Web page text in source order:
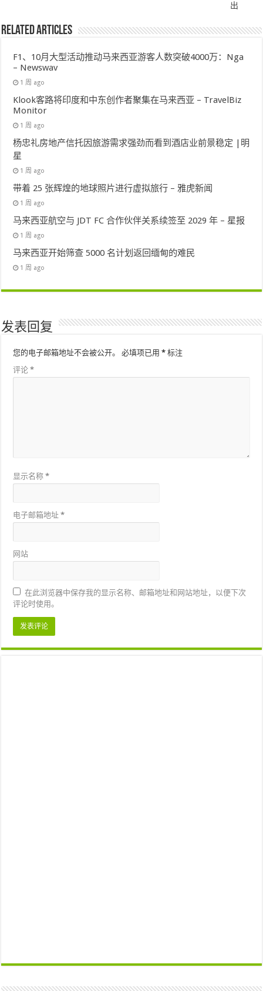
出
Related Articles
F1、10月大型活动推动马来西亚游客人数突破4000万：Nga
– Newswav
1 周 ago
Klook客路将印度和中东创作者聚集在马来西亚 – TravelBiz
Monitor
1 周 ago
杨忠礼房地产信托因旅游需求强劲而看到酒店业前景稳定 |明
星
1 周 ago
带着 25 张辉煌的地球照片进行虚拟旅行 – 雅虎新闻
1 周 ago
马来西亚航空与 JDT FC 合作伙伴关系续签至 2029 年 – 星报
1 周 ago
马来西亚开始筛查 5000 名计划返回缅甸的难民
1 周 ago
发表回复
您的电子邮箱地址不会被公开。 必填项已用* 标注
评论*
显示名称*
电子邮箱地址*
网站
在此浏览器中保存我的显示名称、邮箱地址和网站地址，以便下次
评论时使用。